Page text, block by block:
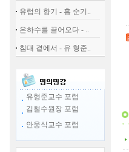
유럽의 향기 - 홍 순기..
은하수를 끌어오다 - ..
침대 곁에서 - 유 형준..
유형준교수 포럼
김철수원장 포럼
안웅식교수 포럼